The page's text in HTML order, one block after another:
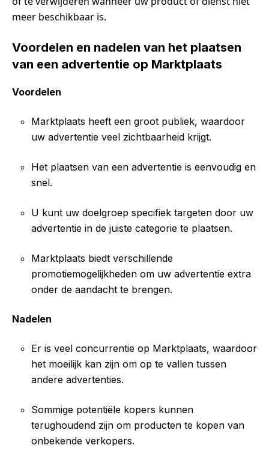
meer beschikbaar is.
Voordelen en nadelen van het plaatsen
van een advertentie op Marktplaats
Voordelen
Marktplaats heeft een groot publiek, waardoor
uw advertentie veel zichtbaarheid krijgt.
Het plaatsen van een advertentie is eenvoudig en
snel.
U kunt uw doelgroep specifiek targeten door uw
advertentie in de juiste categorie te plaatsen.
Marktplaats biedt verschillende
promotiemogelijkheden om uw advertentie extra
onder de aandacht te brengen.
Nadelen
Er is veel concurrentie op Marktplaats, waardoor
het moeilijk kan zijn om op te vallen tussen
andere advertenties.
Sommige potentiële kopers kunnen
terughoudend zijn om producten te kopen van
onbekende verkopers.